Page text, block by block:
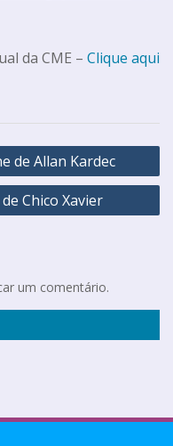
da CME – Clique aqui
de Allan Kardec
Chico Xavier
um comentário.